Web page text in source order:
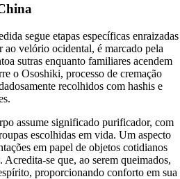
segue etapas específicas enraizadas
velório ocidental, é marcado pela
sutras enquanto familiares acendem
o Ososhiki, processo de cremação
recolhidos com hashis e
assume significado purificador, com
escolhidas em vida. Um aspecto
em papel de objetos cotidianos
se que, ao serem queimados,
proporcionando conforto em sua